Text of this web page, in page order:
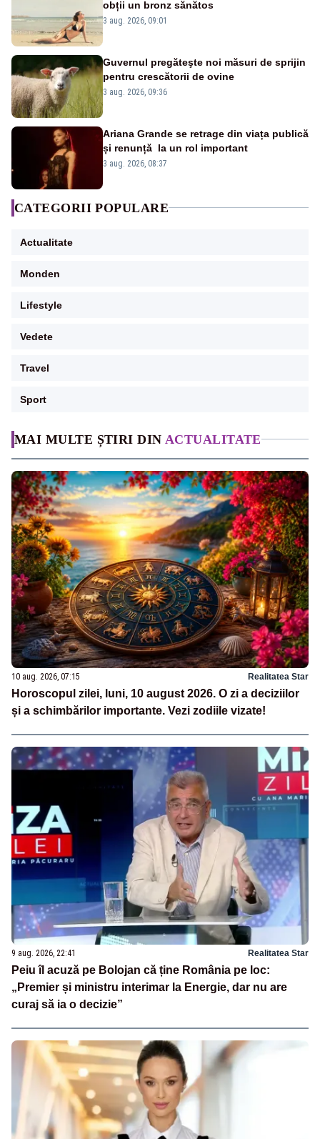
MAI MULTE ȘTIRI DIN ACTUALITATE
10 aug. 2026, 07:15 Realitatea Star
Horoscopul zilei, luni, 10 august 2026. O zi a deciziilor
și a schimbărilor importante. Vezi zodiile vizate!
9 aug. 2026, 22:41 Realitatea Star
Peiu îl acuză pe Bolojan că ține România pe loc:
„Premier și ministru interimar la Energie, dar nu are
curaj să ia o decizie”
obții un bronz sănătos
3 aug. 2026, 09:01
Guvernul pregăteşte noi măsuri de sprijin
pentru crescătorii de ovine
3 aug. 2026, 09:36
Ariana Grande se retrage din viața publică
și renunță la un rol important
3 aug. 2026, 08:37
CATEGORII POPULARE
Actualitate
Monden
Lifestyle
Vedete
Travel
Sport